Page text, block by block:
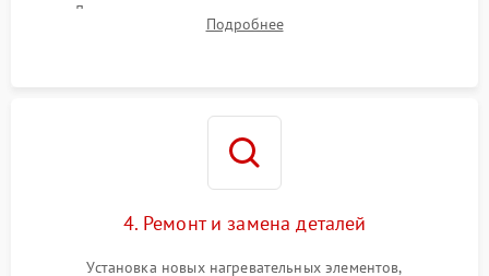
Диагностика термостата, датчиков температуры,
переключателя режимов и мотора конвекции.
Подробнее
4. Ремонт и замена деталей
Установка новых нагревательных элементов,